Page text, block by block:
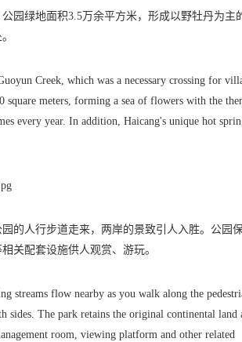
园绿地面积3.5万余平方米，形成以野牡丹为主
Creek, which was a necessary crossing for
square meters, forming a sea of flowers with the
every year. In addition, Haicang's unique hot
的人行步道走来，两岸的景致引人入胜。公园
关配套设施供人观赏、游玩。
streams flow nearby as you walk along the
sides. The park retains the original continental land
room, viewing platform and other related